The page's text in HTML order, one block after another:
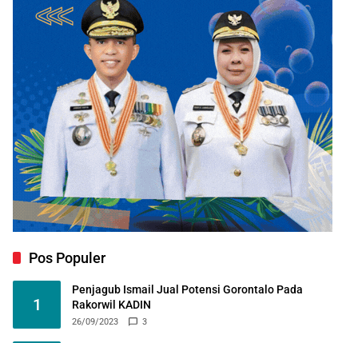
Pos Populer
1
Penjagub Ismail Jual Potensi Gorontalo Pada
Rakorwil KADIN
26/09/2023 3